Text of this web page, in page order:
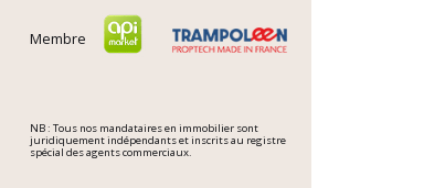
Membre
NB : Tous nos mandataires en immobilier sont
juridiquement indépendants et inscrits au registre
spécial des agents commerciaux.